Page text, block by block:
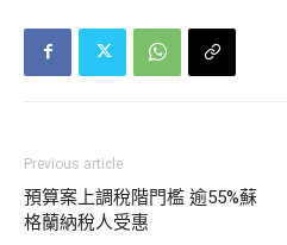
Previous article
預算案上調稅階門檻 逾55%蘇
格蘭納稅人受惠